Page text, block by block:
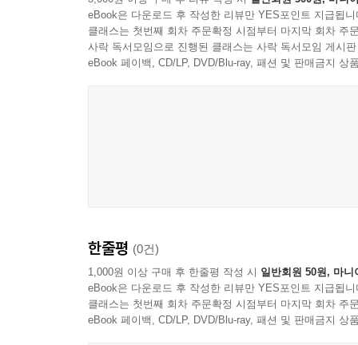
eBook은 다운로드 후 작성한 리뷰만 YES포인트 지급됩니
클래스는 첫번째 회차 주문확정 시점부터 마지막 회차 주
사락 독서모임으로 진행된 클래스는 사락 독서모임 게시
eBook 페이백, CD/LP, DVD/Blu-ray, 패션 및 판매금지 상
한줄평 (0건)
1,000원 이상 구매 후 한줄평 작성 시 일반회원 50원, 마니
eBook은 다운로드 후 작성한 리뷰만 YES포인트 지급됩니
클래스는 첫번째 회차 주문확정 시점부터 마지막 회차 주
eBook 페이백, CD/LP, DVD/Blu-ray, 패션 및 판매금지 상